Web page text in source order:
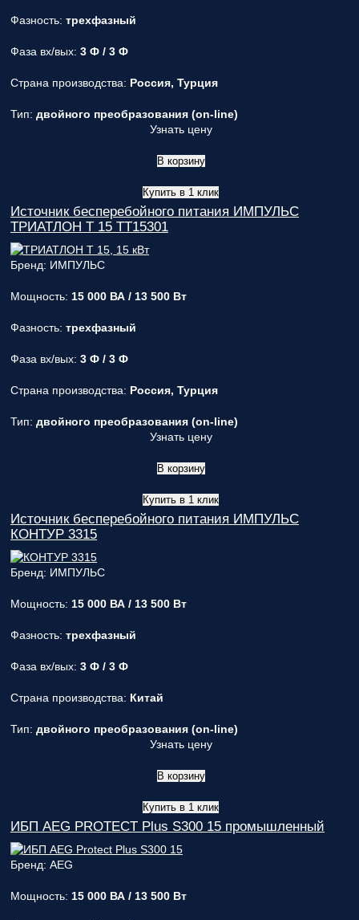
Фазность: трехфазный
Фаза вх/вых: 3 Ф / 3 Ф
Страна производства: Россия, Турция
Тип: двойного преобразования (on-line)
Узнать цену
В корзину
Купить в 1 клик
Источник бесперебойного питания ИМПУЛЬС
ТРИАТЛОН Т 15 TT15301
Бренд: ИМПУЛЬС
Мощность: 15 000 ВА / 13 500 Вт
Фазность: трехфазный
Фаза вх/вых: 3 Ф / 3 Ф
Страна производства: Россия, Турция
Тип: двойного преобразования (on-line)
Узнать цену
В корзину
Купить в 1 клик
Источник бесперебойного питания ИМПУЛЬС
КОНТУР 3315
Бренд: ИМПУЛЬС
Мощность: 15 000 ВА / 13 500 Вт
Фазность: трехфазный
Фаза вх/вых: 3 Ф / 3 Ф
Страна производства: Китай
Тип: двойного преобразования (on-line)
Узнать цену
В корзину
Купить в 1 клик
ИБП AEG PROTECT Plus S300 15 промышленный
Бренд: AEG
Мощность: 15 000 ВА / 13 500 Вт